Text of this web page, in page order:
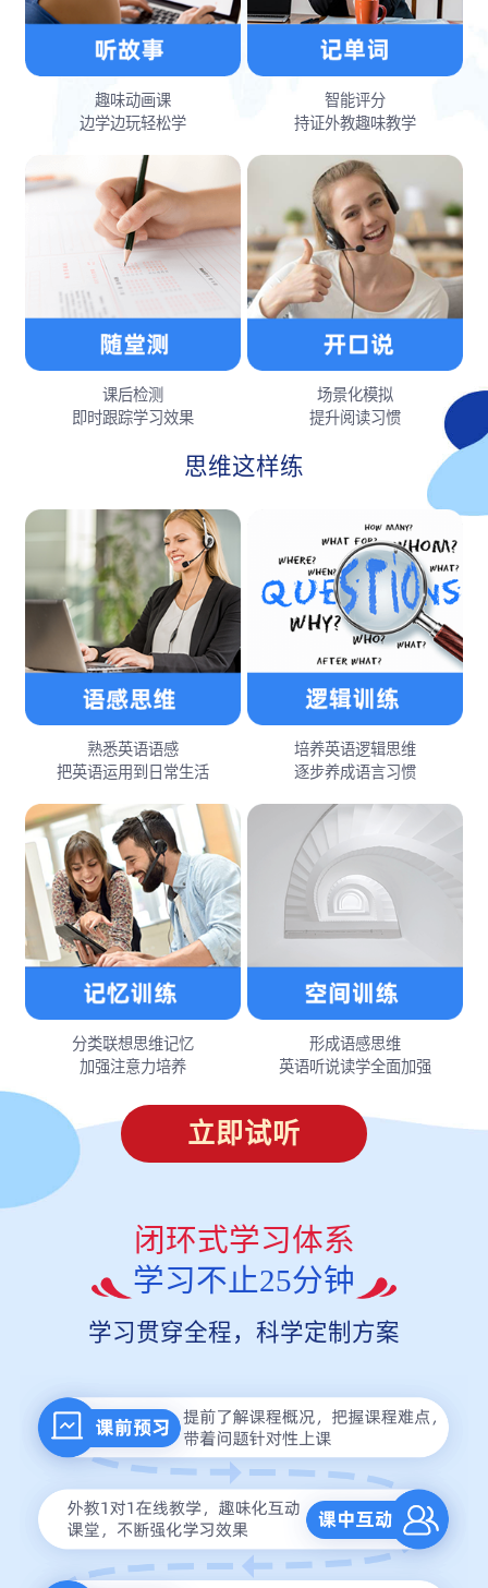
趣味动画课
边学边玩轻松学
智能评分
持证外教趣味教学
课后检测
即时跟踪学习效果
场景化模拟
提升阅读习惯
思维这样练
熟悉英语语感
把英语运用到日常生活
培养英语逻辑思维
逐步养成语言习惯
分类联想思维记忆
加强注意力培养
形成语感思维
英语听说读学全面加强
立即试听
闭环式学习体系
学习不止25分钟
学习贯穿全程，科学定制方案